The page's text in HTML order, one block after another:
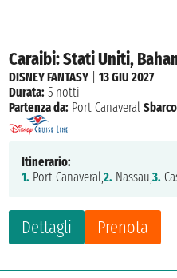
Caraibi: Stati Uniti,
Dettagli Prenota
DISNEY FANTASY |13 GIU 2027
Durata: 5 notti
Partenza da: Port Canaveral
Itinerario:
1. Port Canaveral,2. Nassau,3.